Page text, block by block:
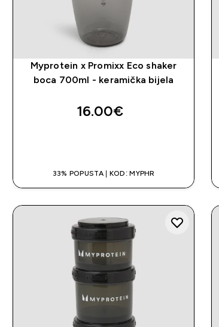
Myprotein x Promixx Eco shaker
boca 700ml - keramička bijela
16.00€‎
33% POPUSTA | KOD: MYPHR